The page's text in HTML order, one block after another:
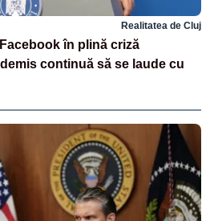
Realitatea de Cluj
în plină criză
continuă să se laude cu